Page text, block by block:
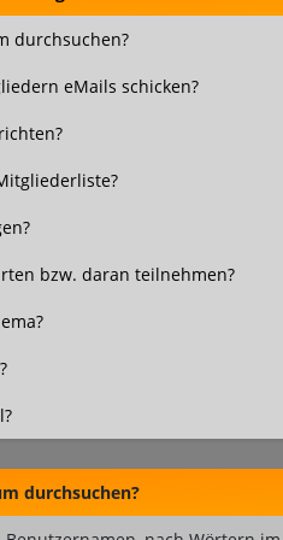
durchsuchen?
eMails schicken?
bzw. daran teilnehmen?
durchsuchen?